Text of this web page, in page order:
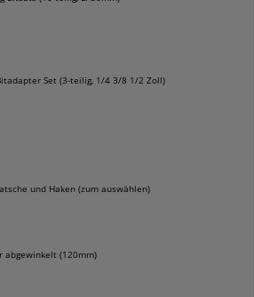
Set (3-teilig, 1/4 3/8 1/2 Zoll)
und Haken (zum auswählen)
abgewinkelt (120mm)